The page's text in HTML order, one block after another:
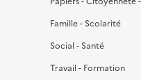
Famille - Scolarité
Social - Santé
Travail - Formation